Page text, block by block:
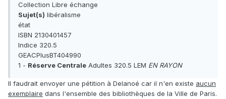
Collection Libre échange
Sujet(s) libéralisme
état
ISBN 2130401457
Indice 320.5
GEACPlusBT404990
1 - Réserve Centrale Adultes 320.5 LEM EN RAYON
Il faudrait envoyer une pétition à Delanoé car il n'en existe aucun
exemplaire dans l'ensemble des bibliothèques de la Ville de Paris.